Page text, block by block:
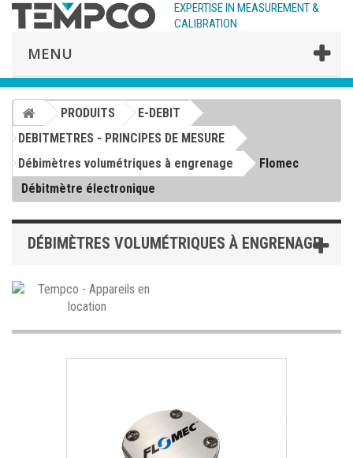
EXPERTISE IN MEASUREMENT &
CALIBRATION
MENU
PRODUITS
E-DEBIT
DEBITMETRES - PRINCIPES DE MESURE
Débimètres volumétriques à engrenage
Flomec
Débitmètre électronique
DÉBIMÈTRES VOLUMÉTRIQUES À ENGRENAGE